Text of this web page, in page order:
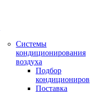
Системы
кондиционирования
воздуха
Подбор
кондициониров
Поставка